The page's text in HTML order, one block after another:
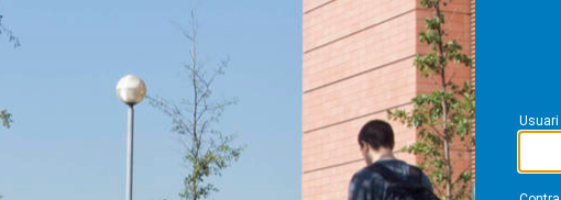
Usuari